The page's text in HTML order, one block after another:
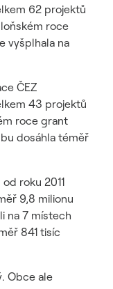
62 projektů
roce
vyšplhala na
ČEZ
43 projektů
roce grant
dosáhla téměř
roku 2011
9,8 milionu
na 7 místech
841 tisíc
Obce ale